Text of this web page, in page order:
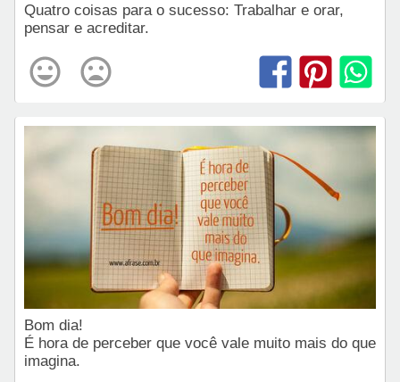
Quatro coisas para o sucesso: Trabalhar e orar,
pensar e acreditar.
Bom dia!
É hora de perceber que você vale muito mais do que
imagina.